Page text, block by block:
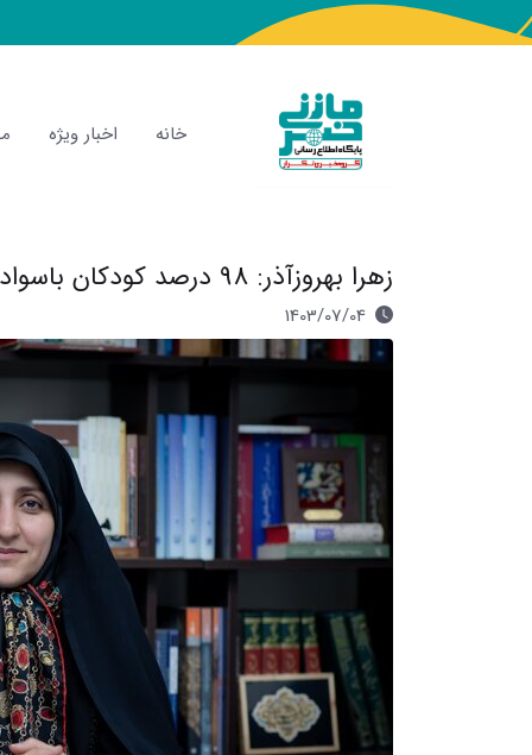
خانه اخبار ویژه
زهرا بهروزآذر: 98 درصد کودکان باسواد هستند
1403/07/04